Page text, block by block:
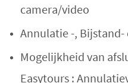
camera/video
Annulatie -, Bijstand-
Mogelijkheid van
Easytours :